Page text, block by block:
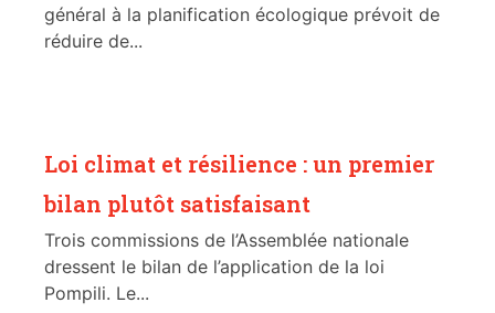
général à la planification écologique prévoit de
réduire de...
Loi climat et résilience : un premier
bilan plutôt satisfaisant
Trois commissions de l’Assemblée nationale
dressent le bilan de l’application de la loi
Pompili. Le...